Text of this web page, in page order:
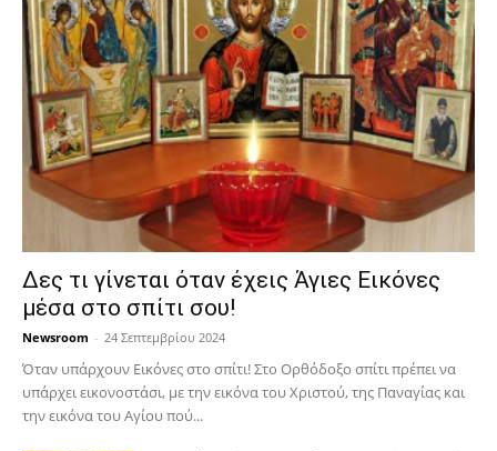
Δες τι γίνεται όταν έχεις Άγιες Εικόνες
μέσα στο σπίτι σου!
Newsroom - 24 Σεπτεμβρίου 2024
Όταν υπάρχουν Εικόνες στο σπίτι! Στο Ορθόδοξο σπίτι πρέπει να
υπάρχει εικονοστάσι, με την εικόνα του Χριστού, της Παν­αγίας και
την εικόνα του Αγίου πού...